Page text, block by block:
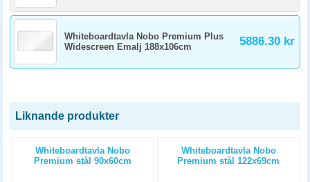
Whiteboardtavla Nobo Premium Plus
Widescreen Emalj 188x106cm
5886.30 kr
Liknande produkter
Whiteboardtavla Nobo
Premium stål 90x60cm
Whiteboardtavla Nobo
Premium stål 122x69cm